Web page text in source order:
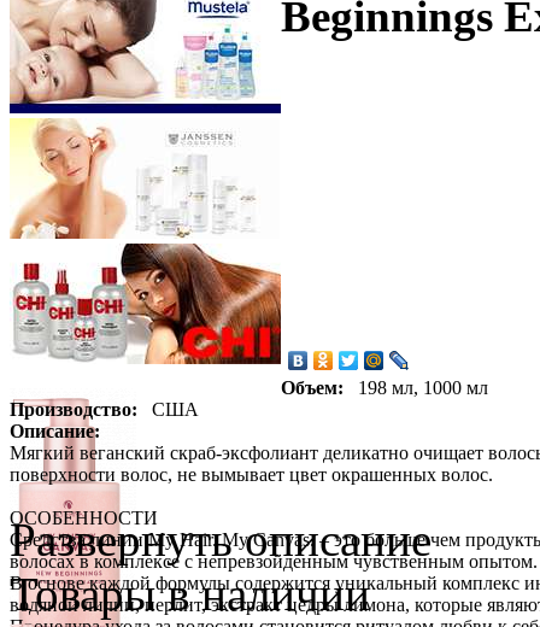
Beginnings
Объем:
198 мл, 1000 мл
Производство:
США
Описание:
Мягкий веганский скраб-эксфолиант деликатно очищает
поверхности волос, не вымывает цвет окрашенных волос.
ОСОБЕННОСТИ
Средства линии My Hair. My Canvas. – это больше чем
волосах в комплексе с непревзойденным чувственным опытом.
В основе каждой формулы содержится уникальный комплекс
водяной лилии, перлит, экстракт цедры лимона, которые
Развернуть описание
Товары в наличии